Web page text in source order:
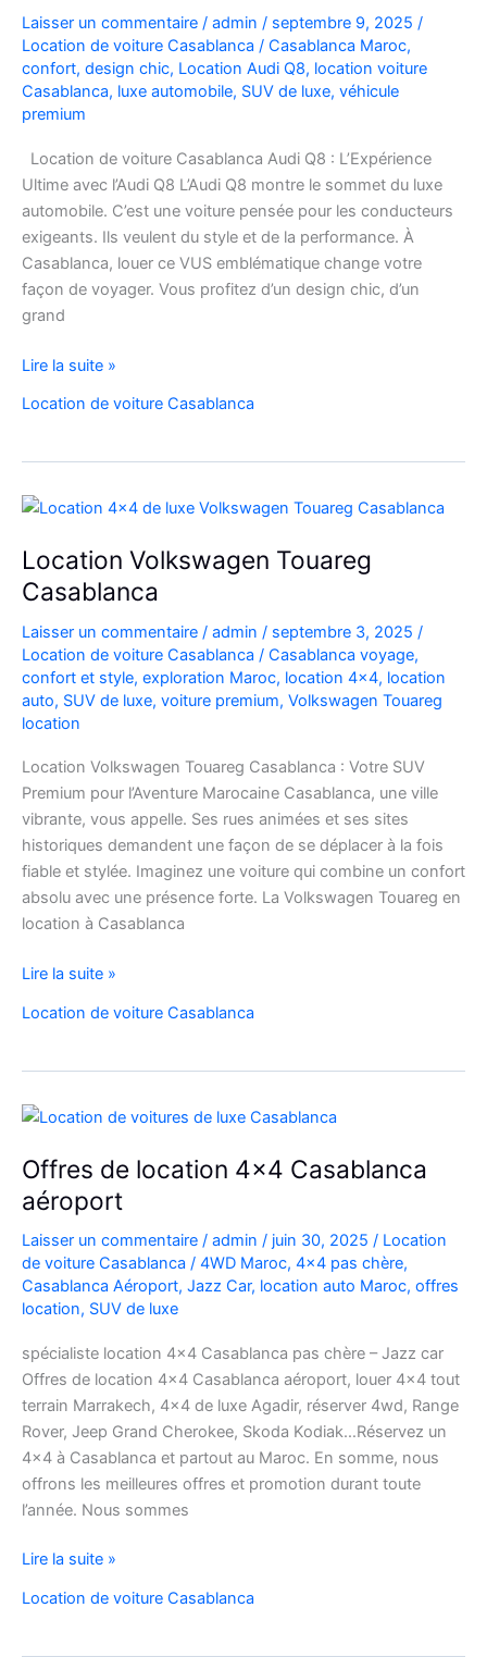
Laisser un commentaire / admin / septembre 9, 2025 /
Location de voiture Casablanca / Casablanca Maroc,
confort, design chic, Location Audi Q8, location voiture
Casablanca, luxe automobile, SUV de luxe, véhicule
premium
Location de voiture Casablanca Audi Q8 : L’Expérience
Ultime avec l’Audi Q8 L’Audi Q8 montre le sommet du luxe
automobile. C’est une voiture pensée pour les conducteurs
exigeants. Ils veulent du style et de la performance. À
Casablanca, louer ce VUS emblématique change votre
façon de voyager. Vous profitez d’un design chic, d’un
grand
Location
voiture
Audi
Q8
Lire la suite »
Location de voiture Casablanca
Location Volkswagen Touareg
Casablanca
Laisser un commentaire / admin / septembre 3, 2025 /
Location de voiture Casablanca / Casablanca voyage,
confort et style, exploration Maroc, location 4x4, location
auto, SUV de luxe, voiture premium, Volkswagen Touareg
location
Location Volkswagen Touareg Casablanca : Votre SUV
Premium pour l’Aventure Marocaine Casablanca, une ville
vibrante, vous appelle. Ses rues animées et ses sites
historiques demandent une façon de se déplacer à la fois
fiable et stylée. Imaginez une voiture qui combine un confort
absolu avec une présence forte. La Volkswagen Touareg en
location à Casablanca
Location
Touareg
Lire la suite »
Location de voiture Casablanca
Offres de location 4×4 Casablanca
aéroport
Laisser un commentaire / admin / juin 30, 2025 / Location
de voiture Casablanca / 4WD Maroc, 4x4 pas chère,
Casablanca Aéroport, Jazz Car, location auto Maroc, offres
location, SUV de luxe
spécialiste location 4×4 Casablanca pas chère – Jazz car
Offres de location 4×4 Casablanca aéroport, louer 4×4 tout
terrain Marrakech, 4×4 de luxe Agadir, réserver 4wd, Range
Rover, Jeep Grand Cherokee, Skoda Kodiak…Réservez un
4×4 à Casablanca et partout au Maroc. En somme, nous
offrons les meilleures offres et promotion durant toute
l’année. Nous sommes
Offres
location
Lire la suite »
Location de voiture Casablanca